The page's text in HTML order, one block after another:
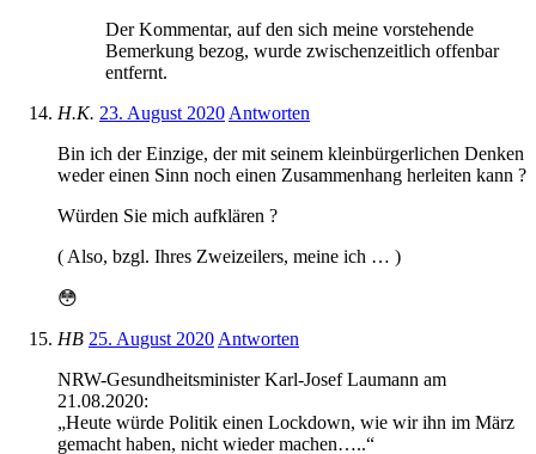
Der Kommentar, auf den sich meine vorstehende
Bemerkung bezog, wurde zwischenzeitlich offenbar
entfernt.
H.K. 23. August 2020 Antworten
Bin ich der Einzige, der mit seinem kleinbürgerlichen Denken
weder einen Sinn noch einen Zusammenhang herleiten kann ?
Würden Sie mich aufklären ?
( Also, bzgl. Ihres Zweizeilers, meine ich … )
😳
HB 25. August 2020 Antworten
NRW-Gesundheitsminister Karl-Josef Laumann am
21.08.2020:
„Heute würde Politik einen Lockdown, wie wir ihn im März
gemacht haben, nicht wieder machen…..“